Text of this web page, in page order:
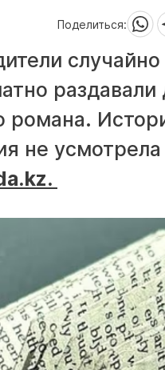
Поделиться:
романа.
не